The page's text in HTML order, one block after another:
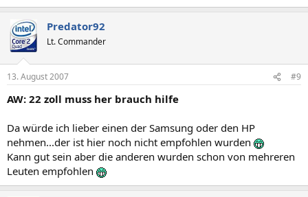
Predator92
Lt. Commander
13. August 2007 #9
AW: 22 zoll muss her brauch hilfe
Da würde ich lieber einen der Samsung oder den HP
nehmen...der ist hier noch nicht empfohlen wurden
Kann gut sein aber die anderen wurden schon von mehreren
Leuten empfohlen